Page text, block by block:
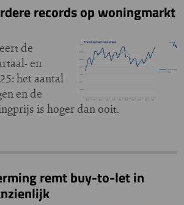
records op woningmarkt
de
en
het aantal
en de
is hoger dan ooit.
remt buy-to-let in